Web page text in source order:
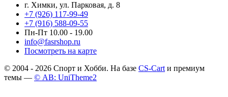
г. Химки, ул. Парковая, д. 8
+7 (926) 117-99-49
+7 (916) 588-09-55
Пн-Пт 10.00 - 19.00
info@fasrshop.ru
Посмотреть на карте
© 2004 - 2026 Спорт и Хобби. На базе CS-Cart и премиум
темы — © AB: UniTheme2